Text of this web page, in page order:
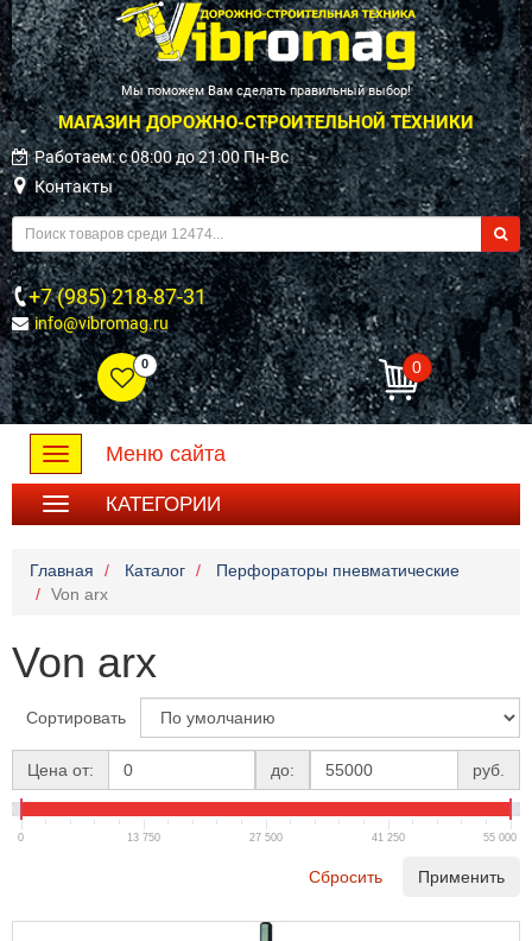
Мы поможем Вам сделать правильный выбор!
МАГАЗИН ДОРОЖНО-СТРОИТЕЛЬНОЙ ТЕХНИКИ
Работаем: c 08:00 до 21:00 Пн-Вс
Контакты
+7 (985) 218-87-31
info@vibromag.ru
0 0
Toggle
navigation
Меню сайта
КАТЕГОРИИ
Главная Каталог
Перфораторы пневматические
Von arx
Von arx
Сортировать
Цена от: до: руб.
0 13 750 27 500 41 250 55 000
Сбросить Применить